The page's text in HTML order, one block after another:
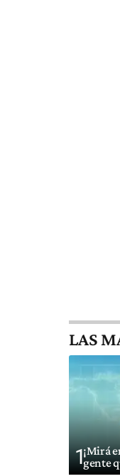
LAS
1¡Mirá
gente